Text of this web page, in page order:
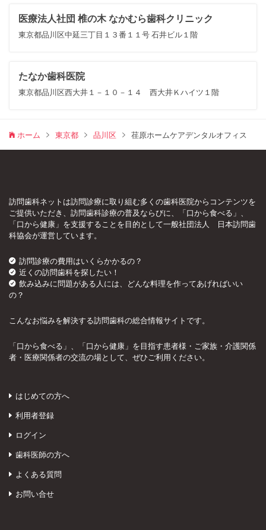
医療法人社団 椎の木 なかむら歯科クリニック
東京都品川区中延三丁目１３番１１号 石井ビル１階
たなか歯科医院
東京都品川区西大井１－１０－１４ 西大井Ｋハイツ１階
ホーム 東京都 品川区 荏原ホームケアデンタルオフィス
訪問歯科ネットは訪問診療に取り組む多くの歯科医院からコンテンツを
ご提供いただき、訪問歯科診療の普及ならびに、「口から食べる」、
「口から健康」を支援することを目的として一般社団法人 日本訪問歯
科協会が運営しています。
訪問診療の費用はいくらかかるの？
近くの訪問歯科を探したい！
飲み込みに問題がある人には、どんな料理を作ってあげればいい
の？
こんなお悩みを解決する訪問歯科の総合情報サイトです。
「口から食べる」、「口から健康」を目指す患者様・ご家族・介護関係
者・医療関係者の交流の場として、ぜひご利用ください。
はじめての方へ
利用者登録
ログイン
歯科医師の方へ
よくある質問
お問い合せ